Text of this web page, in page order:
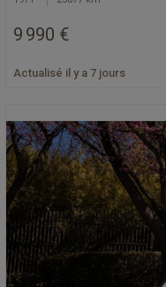
9 990 €
Actualisé il y a 7 jours